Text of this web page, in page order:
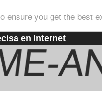
ensure you get the best
en Internet